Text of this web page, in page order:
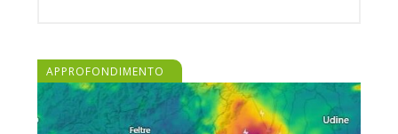
APPROFONDIMENTO